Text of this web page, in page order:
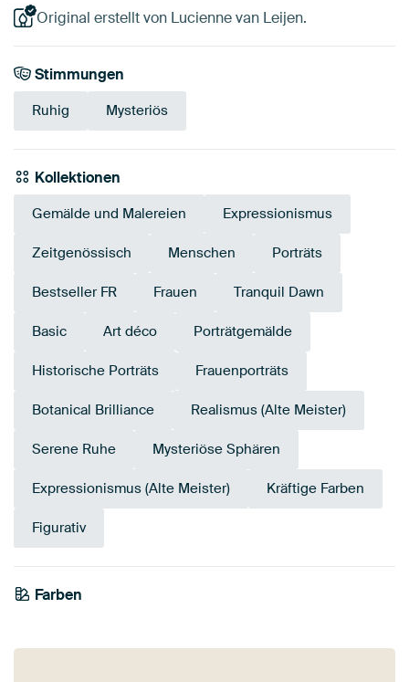
Original erstellt von Lucienne van Leijen.
Stimmungen
Ruhig Mysteriös
Kollektionen
Gemälde und Malereien Expressionismus
Zeitgenössisch Menschen Porträts
Bestseller FR Frauen Tranquil Dawn
Basic Art déco Porträtgemälde
Historische Porträts Frauenporträts
Botanical Brilliance Realismus (Alte Meister)
Serene Ruhe Mysteriöse Sphären
Expressionismus (Alte Meister) Kräftige Farben
Figurativ
Farben
Anthrazit
Bordeaux
Bronze